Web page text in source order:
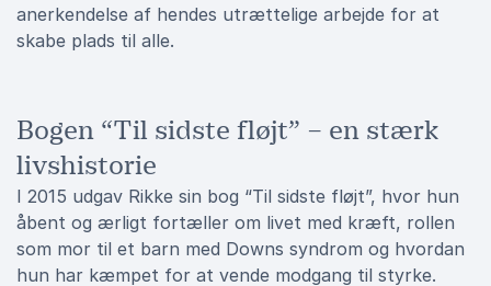
anerkendelse af hendes utrættelige arbejde for at
skabe plads til alle.
Bogen “Til sidste fløjt” – en stærk
livshistorie
I 2015 udgav Rikke sin bog “Til sidste fløjt”, hvor hun
åbent og ærligt fortæller om livet med kræft, rollen
som mor til et barn med Downs syndrom og hvordan
hun har kæmpet for at vende modgang til styrke.